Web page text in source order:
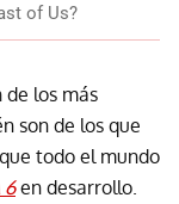
of Us?
de los más
son de los que
todo el mundo
6en desarrollo.